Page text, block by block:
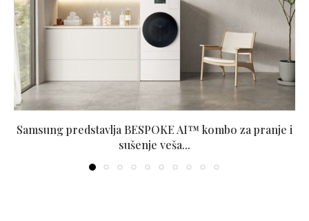
Samsung predstavlja BESPOKE AI™ kombo za pranje i
sušenje veša...